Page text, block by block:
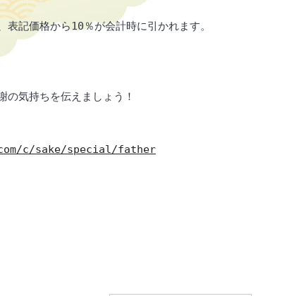
記価格から10％が会計時に引かれます。
の気持ちを伝えましょう！
c/sake/special/father